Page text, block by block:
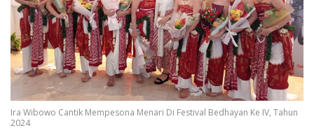
Ira Wibowo Cantik Mempesona Menari Di Festival Bedhayan Ke IV, Tahun
2024